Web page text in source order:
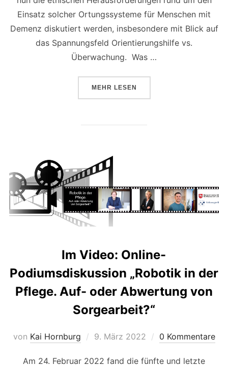
Einsatz solcher Ortungssysteme für Menschen mit
Demenz diskutiert werden, insbesondere mit Blick auf
das Spannungsfeld Orientierungshilfe vs.
Überwachung. Was …
MEHR ÜBER „ENGAGIERTE
LESEN
Im Video: Online-
Podiumsdiskussion „Robotik in der
Pflege. Auf- oder Abwertung von
Sorgearbeit?“
von Kai Hornburg
Veröffentlicht
9. März 2022 0 Kommentare
Am 24. Februar 2022 fand die fünfte und letzte